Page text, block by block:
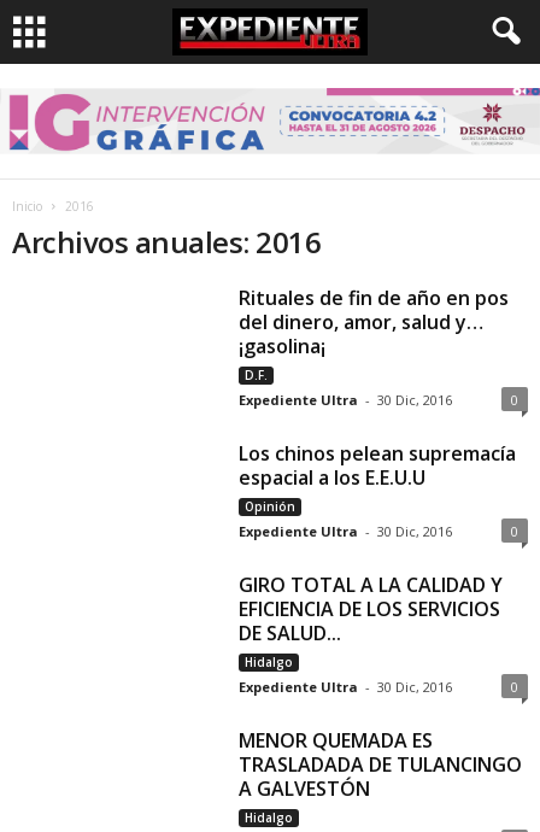
Inicio 2016
Archivos anuales: 2016
Rituales de fin de año en pos
del dinero, amor, salud y…
¡gasolina¡
D.F.
Expediente Ultra - 30 Dic, 2016 0
Los chinos pelean supremacía
espacial a los E.E.U.U
Opinión
Expediente Ultra - 30 Dic, 2016 0
GIRO TOTAL A LA CALIDAD Y
EFICIENCIA DE LOS SERVICIOS
DE SALUD...
Hidalgo
Expediente Ultra - 30 Dic, 2016 0
MENOR QUEMADA ES
TRASLADADA DE TULANCINGO
A GALVESTÓN
Hidalgo